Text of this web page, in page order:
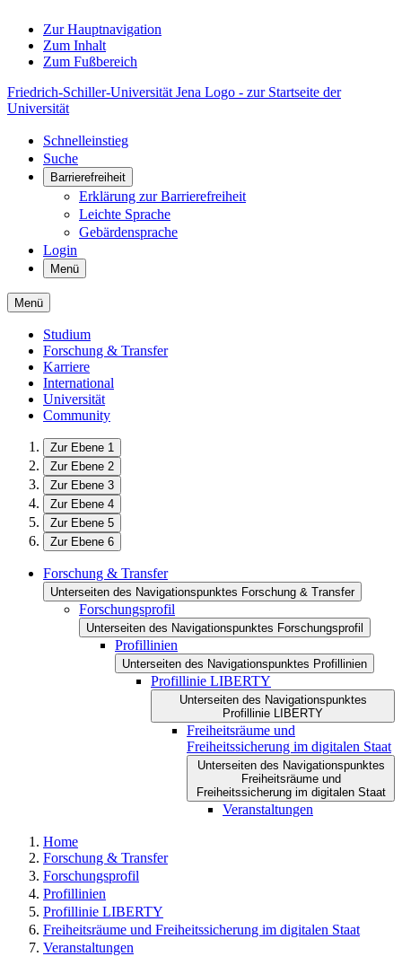
Zur Hauptnavigation
Zum Inhalt
Zum Fußbereich
Friedrich-Schiller-Universität Jena Logo - zur Startseite der
Universität
Schnelleinstieg
Suche
Barrierefreiheit
Erklärung zur Barrierefreiheit
Leichte Sprache
Gebärdensprache
Login
Menü
Menü
Studium
Forschung & Transfer
Karriere
International
Universität
Community
Zur Ebene 1
Zur Ebene 2
Zur Ebene 3
Zur Ebene 4
Zur Ebene 5
Zur Ebene 6
Forschung & Transfer
Unterseiten des Navigationspunktes Forschung & Transfer
Forschungsprofil
Unterseiten des Navigationspunktes Forschungsprofil
Profillinien
Unterseiten des Navigationspunktes Profillinien
Profillinie LIBERTY
Unterseiten des Navigationspunktes
Profillinie LIBERTY
Freiheitsräume und
Freiheitssicherung im digitalen Staat
Unterseiten des Navigationspunktes
Freiheitsräume und
Freiheitssicherung im digitalen Staat
Veranstaltungen
Home
Forschung & Transfer
Forschungsprofil
Profillinien
Profillinie LIBERTY
Freiheitsräume und Freiheitssicherung im digitalen Staat
Veranstaltungen